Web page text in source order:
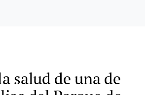
salud de una de